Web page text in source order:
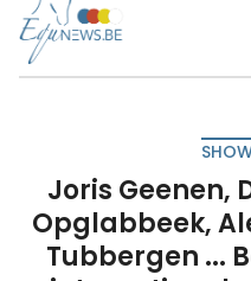
Joris Geenen,
Opglabbeek,
Tubbergen ...